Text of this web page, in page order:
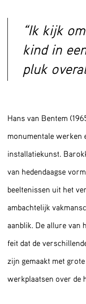
“Ik kijk
kind in
pluk
Hans van Bentem
monumentale werken
installatiekunst.
van hedendaagse
beeltenissen uit het
ambachtelijk
aanblik. De allure van
feit dat de
zijn gemaakt met
werkplaatsen over de